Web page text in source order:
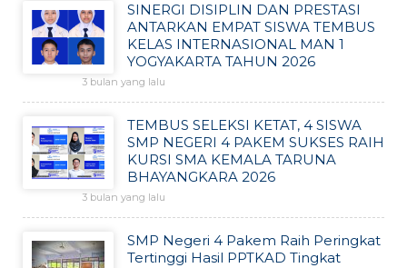
SINERGI DISIPLIN DAN PRESTASI
ANTARKAN EMPAT SISWA TEMBUS
KELAS INTERNASIONAL MAN 1
YOGYAKARTA TAHUN 2026
3 bulan yang lalu
TEMBUS SELEKSI KETAT, 4 SISWA
SMP NEGERI 4 PAKEM SUKSES RAIH
KURSI SMA KEMALA TARUNA
BHAYANGKARA 2026
3 bulan yang lalu
SMP Negeri 4 Pakem Raih Peringkat
Tertinggi Hasil PPTKAD Tingkat